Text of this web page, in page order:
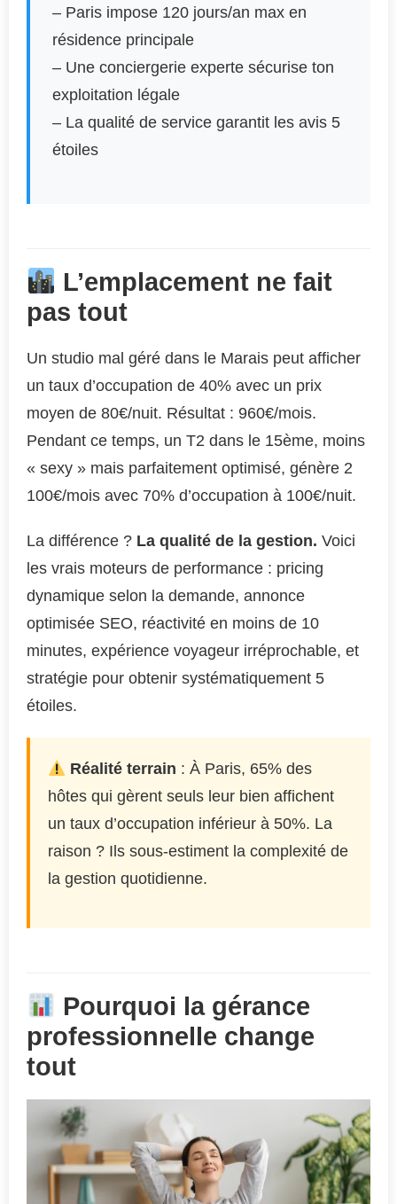
– Paris impose 120 jours/an max en
résidence principale
– Une conciergerie experte sécurise ton
exploitation légale
– La qualité de service garantit les avis 5
étoiles
L’emplacement ne fait
pas tout
Un studio mal géré dans le Marais peut afficher
un taux d’occupation de 40% avec un prix
moyen de 80€/nuit. Résultat : 960€/mois.
Pendant ce temps, un T2 dans le 15ème, moins
« sexy » mais parfaitement optimisé, génère 2
100€/mois avec 70% d’occupation à 100€/nuit.
La différence ? La qualité de la gestion. Voici
les vrais moteurs de performance : pricing
dynamique selon la demande, annonce
optimisée SEO, réactivité en moins de 10
minutes, expérience voyageur irréprochable, et
stratégie pour obtenir systématiquement 5
étoiles.
Réalité terrain : À Paris, 65% des
hôtes qui gèrent seuls leur bien affichent
un taux d’occupation inférieur à 50%. La
raison ? Ils sous-estiment la complexité de
la gestion quotidienne.
Pourquoi la gérance
professionnelle change
tout